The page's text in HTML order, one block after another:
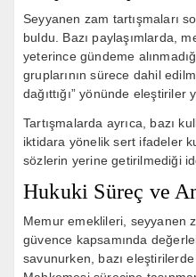
Seyyanen zam tartışmaları
buldu. Bazı paylaşımlarda,
yeterince gündeme
gruplarının sürece dahil
dağıttığı” yönünde eleştiriler
Tartışmalarda ayrıca, bazı
iktidara yönelik sert ifadeler
sözlerin yerine getirilmediği
Hukuki Süreç ve
Memur emeklileri, seyyanen
güvence kapsamında
savunurken, bazı